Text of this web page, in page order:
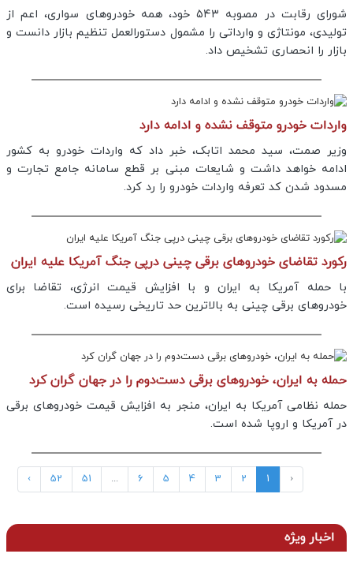
شورای رقابت در مصوبه ۵۴۳ خود، همه خودروهای سواری، اعم از
تولیدی، مونتاژی و وارداتی را مشمول دستورالعمل تنظیم بازار دانست و
بازار را انحصاری تشخیص داد.
واردات خودرو متوقف نشده و ادامه دارد
وزیر صمت، سید محمد اتابک، خبر داد که واردات خودرو به کشور
ادامه خواهد داشت و شایعات مبنی بر قطع سامانه جامع تجارت و
مسدود شدن کد تعرفه واردات خودرو را رد کرد.
رکورد تقاضای خودروهای برقی چینی درپی جنگ آمریکا علیه ایران
با حمله آمریکا به ایران و با افزایش قیمت انرژی، تقاضا برای
خودروهای برقی چینی به بالاترین حد تاریخی رسیده است.
حمله به ایران، خودروهای برقی دست‌دوم را در جهان گران کرد
حمله نظامی آمریکا به ایران، منجر به افزایش قیمت خودروهای برقی
در آمریکا و اروپا شده است.
‹
1
2
3
4
5
6
...
51
52
›
اخبار ویژه